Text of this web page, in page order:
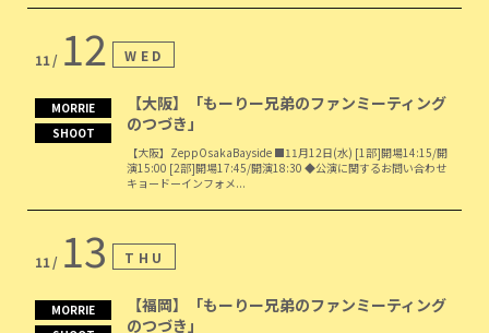
11 12 WED
MORRIE
SHOOT
【大阪】「もーりー兄弟のファンミーティング
のつづき」
【大阪】ZeppOsakaBayside ■11月12日(水) [1部]開場14:15/開
演15:00 [2部]開場17:45/開演18:30 ◆公演に関するお問い合わせ
キョードーインフォメ...
11 13 THU
MORRIE
【福岡】「もーりー兄弟のファンミーティング
のつづき」